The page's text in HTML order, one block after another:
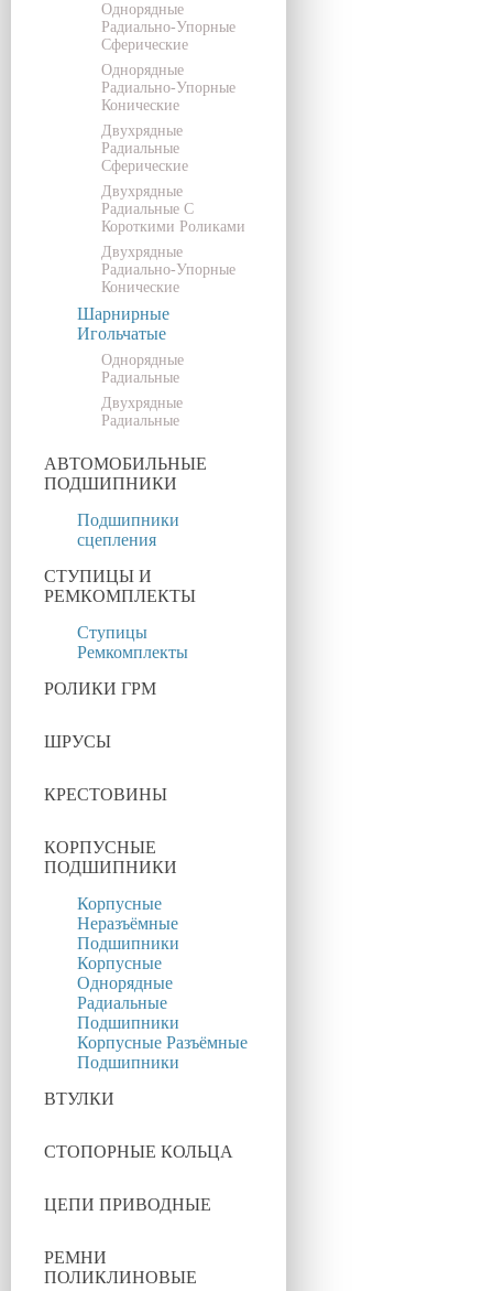
Однорядные
Радиально-Упорные
Сферические
Однорядные
Радиально-Упорные
Конические
Двухрядные
Радиальные
Сферические
Двухрядные
Радиальные С
Короткими Роликами
Двухрядные
Радиально-Упорные
Конические
Шарнирные
Игольчатые
Однорядные
Радиальные
Двухрядные
Радиальные
АВТОМОБИЛЬНЫЕ
ПОДШИПНИКИ
Подшипники
сцепления
СТУПИЦЫ И
РЕМКОМПЛЕКТЫ
Ступицы
Ремкомплекты
РОЛИКИ ГРМ
ШРУСЫ
КРЕСТОВИНЫ
КОРПУСНЫЕ
ПОДШИПНИКИ
Корпусные
Неразъёмные
Подшипники
Корпусные
Однорядные
Радиальные
Подшипники
Корпусные Разъёмные
Подшипники
ВТУЛКИ
СТОПОРНЫЕ КОЛЬЦА
ЦЕПИ ПРИВОДНЫЕ
РЕМНИ
ПОЛИКЛИНОВЫЕ